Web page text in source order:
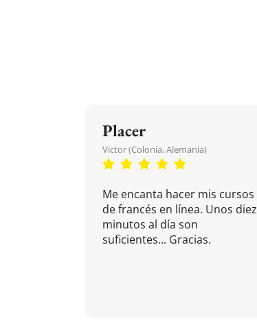
Placer
Victor (Colonia, Alemania)
Me encanta hacer mis cursos
de francés en línea. Unos diez
minutos al día son
suficientes... Gracias.